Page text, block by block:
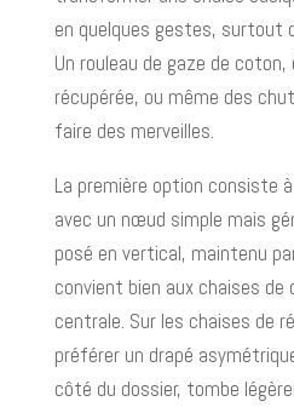
en quelques gestes, surtout
Un rouleau de gaze de
récupérée, ou même des
faire des merveilles.
La première option consiste
avec un nœud simple mais
posé en vertical, maintenu
convient bien aux chaises de
centrale. Sur les chaises de
préférer un drapé
côté du dossier, tombe